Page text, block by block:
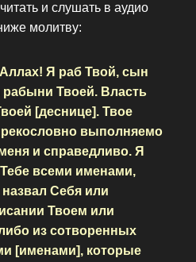
и слушать в аудио
молитву:
Я раб Твой, сын
рабыни Твоей. Власть
[деснице]. Твое
выполняемо
и справедливо. Я
всеми именами,
Себя или
Твоем или
из сотворенных
[именами], которые